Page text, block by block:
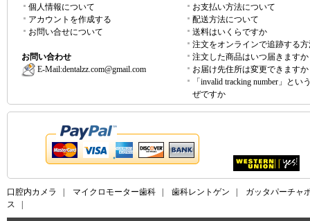
個人情報について
アカウントを作成する
お問い合せについて
お問い合わせ
E-Mail:dentalzz.com@gmail.com
お支払い方法について
配送方法について
送料はいくらですか
注文をオンラインで追跡する
注文した商品はいつ届きますか
お届け先住所は変更できますか
「invalid tracking number」とい
ぜですか
口腔内カメラ マイクロモーター歯科 歯科レントゲン
ガッタパーチャ
ス